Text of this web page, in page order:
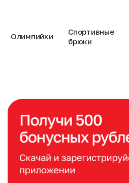
Олимпийки
Спортивные
брюки